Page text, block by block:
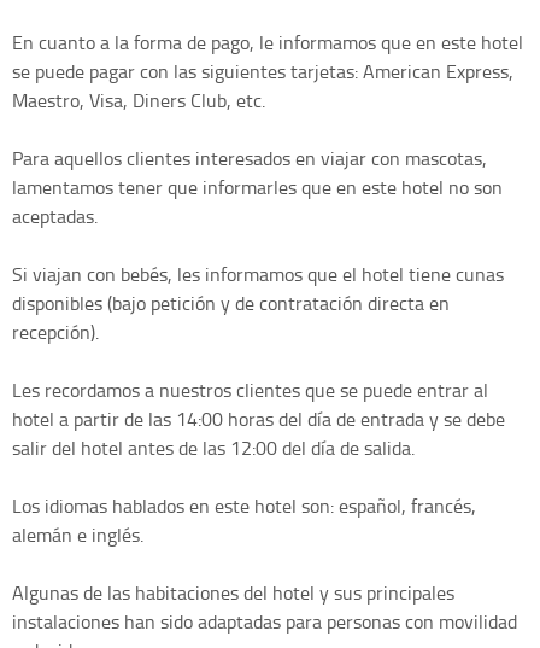
En cuanto a la forma de pago, le informamos que en este hotel
se puede pagar con las siguientes tarjetas: American Express,
Maestro, Visa, Diners Club, etc.
Para aquellos clientes interesados en viajar con mascotas,
lamentamos tener que informarles que en este hotel no son
aceptadas.
Si viajan con bebés, les informamos que el hotel tiene cunas
disponibles (bajo petición y de contratación directa en
recepción).
Les recordamos a nuestros clientes que se puede entrar al
hotel a partir de las 14:00 horas del día de entrada y se debe
salir del hotel antes de las 12:00 del día de salida.
Los idiomas hablados en este hotel son: español, francés,
alemán e inglés.
Algunas de las habitaciones del hotel y sus principales
instalaciones han sido adaptadas para personas con movilidad